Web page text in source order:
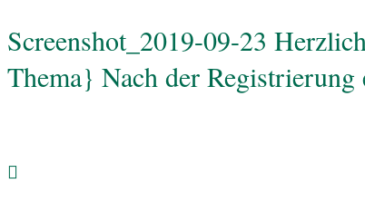
Screenshot_2019-09-23
Thema} Nach der